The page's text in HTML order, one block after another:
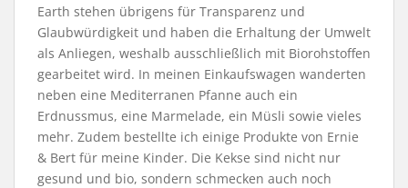
Earth stehen übrigens für Transparenz und
Glaubwürdigkeit und haben die Erhaltung der Umwelt
als Anliegen, weshalb ausschließlich mit Biorohstoffen
gearbeitet wird. In meinen Einkaufswagen wanderten
neben eine Mediterranen Pfanne auch ein
Erdnussmus, eine Marmelade, ein Müsli sowie vieles
mehr. Zudem bestellte ich einige Produkte von Ernie
& Bert für meine Kinder. Die Kekse sind nicht nur
gesund und bio, sondern schmecken auch noch